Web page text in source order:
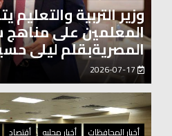
وزير التربية
المعلمين على مناهج
المصريةبقلم ليلى
أخبار المحافظات
أخبار محليه أقتصاد